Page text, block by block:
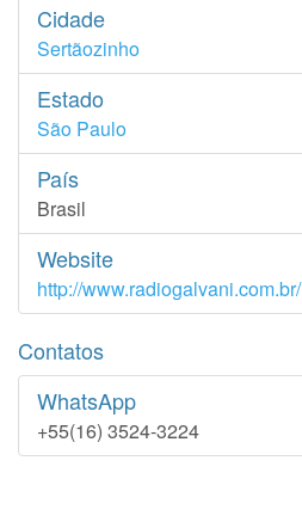
Cidade
Sertãozinho
Estado
São Paulo
País
Brasil
Website
http://www.radiogalvani.com.br/
Contatos
WhatsApp
+55(16) 3524-3224